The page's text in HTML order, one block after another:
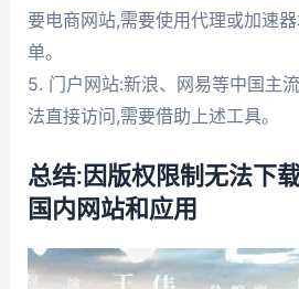
要电商网站,需要使用代理或加速
单。
5. 门户网站:新浪、网易等中国主
法直接访问,需要借助上述工具。
总结:因版权限制无法下
国内网站和应用